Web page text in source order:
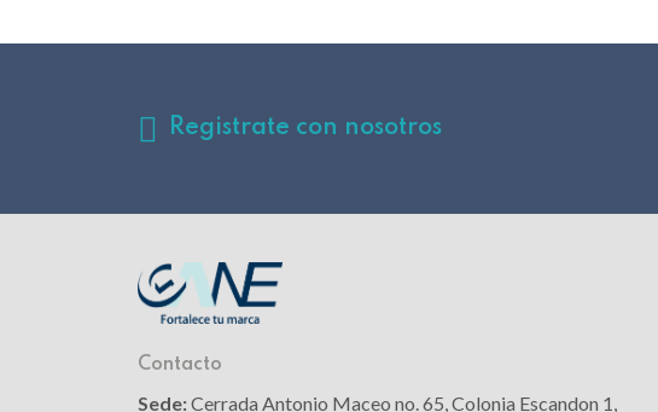
Registrate con nosotros
Contacto
Sede:Cerrada Antonio Maceo no. 65, Colonia Escandon 1,